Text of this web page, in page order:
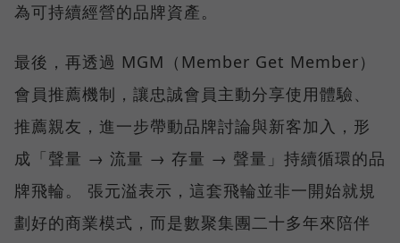
為可持續經營的品牌資產。
最後，再透過 MGM（Member Get Member）
會員推薦機制，讓忠誠會員主動分享使用體驗、
推薦親友，進一步帶動品牌討論與新客加入，形
成「聲量 → 流量 → 存量 → 聲量」持續循環的品
牌飛輪。 張元溢表示，這套飛輪並非一開始就規
劃好的商業模式，而是數聚集團二十多年來陪伴